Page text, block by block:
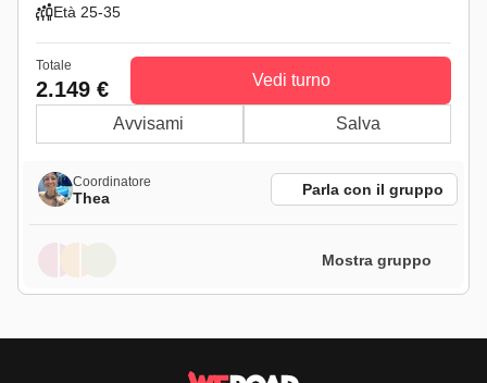
Età 25-35
Totale
2.149 € Vedi turno
Avvisami Salva
Coordinatore
Thea Parla con il gruppo
Mostra gruppo